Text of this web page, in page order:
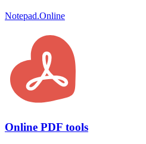
Notepad.Online
Online PDF tools